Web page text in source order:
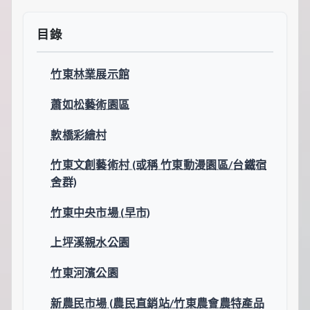
目錄
竹東林業展示館
蕭如松藝術園區
軟橋彩繪村
竹東文創藝術村 (或稱 竹東動漫園區/台鐵宿
舍群)
竹東中央市場 (早市)
上坪溪親水公園
竹東河濱公園
新農民市場 (農民直銷站/竹東農會農特產品